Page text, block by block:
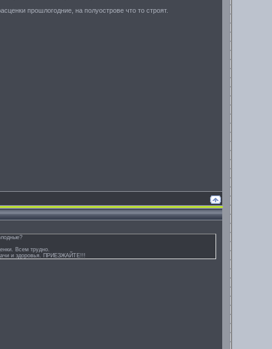
прошлогодние, на полуострове что то строят.
Всем трудно.
и здоровья. ПРИЕЗЖАЙТЕ!!!